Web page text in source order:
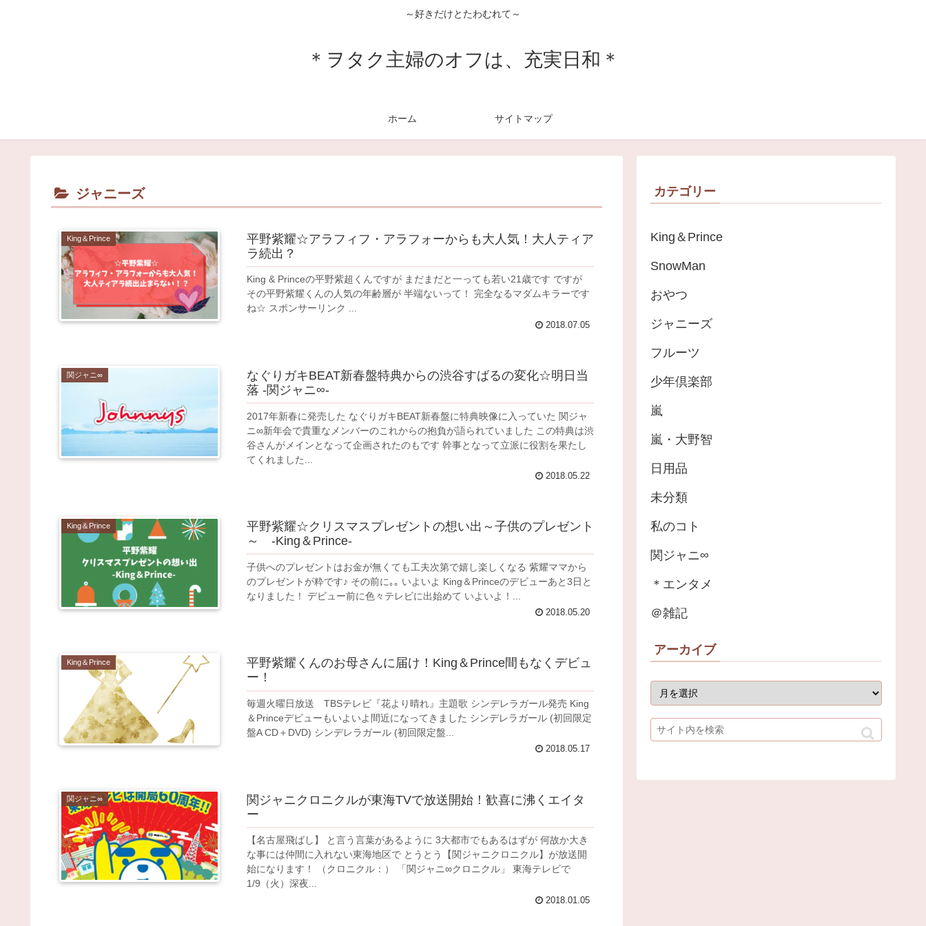
～好きだけとたわむれて～
＊ヲタク主婦のオフは、充実日和＊
ホーム サイトマップ
ジャニーズ
King＆Prince
平野紫耀☆アラフィフ・アラフォーからも大人気！大人ティア
ラ続出？
King & Princeの平野紫超くんですが まだまだと一っても若い21歳です ですが
その平野紫耀くんの人気の年齢層が 半端ないって！ 完全なるマダムキラーです
ね☆ スポンサーリンク ...
2018.07.05
関ジャニ∞
なぐりガキBEAT新春盤特典からの渋谷すばるの変化☆明日当
落 -関ジャニ∞-
2017年新春に発売した なぐりガキBEAT新春盤に特典映像に入っていた 関ジャ
ニ∞新年会で貴重なメンバーのこれからの抱負が語られていました この特典は渋
谷さんがメインとなって企画されたのもです 幹事となって立派に役割を果たし
てくれました...
2018.05.22
King＆Prince
平野紫耀☆クリスマスプレゼントの想い出～子供のプレゼント
～ -King＆Prince-
子供へのプレゼントはお金が無くても工夫次第で嬉し楽しくなる 紫耀ママから
のプレゼントが粋です♪ その前に｡｡ いよいよ King＆Princeのデビューあと3日と
なりました！ デビュー前に色々テレビに出始めて いよいよ！...
2018.05.20
King＆Prince
平野紫耀くんのお母さんに届け！King＆Prince間もなくデビュ
ー！
毎週火曜日放送 TBSテレビ『花より晴れ』主題歌 シンデレラガール発売 King
＆Princeデビューもいよいよ間近になってきました シンデレラガール (初回限定
盤A CD＋DVD) シンデレラガール (初回限定盤...
2018.05.17
関ジャニ∞
関ジャニクロニクルが東海TVで放送開始！歓喜に沸くエイタ
ー
【名古屋飛ばし】 と言う言葉があるように 3大都市でもあるはずが 何故か大き
な事には仲間に入れない東海地区で とうとう【関ジャニクロニクル】が放送開
始になります！ （クロニクル：） 「関ジャニ∞クロニクル」 東海テレビで
1/9（火）深夜...
2018.01.05
カテゴリー
King＆Prince
SnowMan
おやつ
ジャニーズ
フルーツ
少年倶楽部
嵐
嵐・大野智
日用品
未分類
私のコト
関ジャニ∞
＊エンタメ
＠雑記
アーカイブ